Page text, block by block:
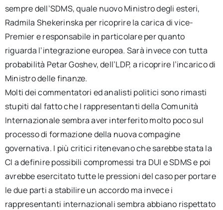
sempre dell’SDMS, quale nuovo Ministro degli esteri,
Radmila Shekerinska per ricoprire la carica di vice-
Premier e responsabile in particolare per quanto
riguarda l’integrazione europea. Sarà invece con tutta
probabilità Petar Goshev, dell’LDP, a ricoprire l’incarico di
Ministro delle finanze.
Molti dei commentatori ed analisti politici sono rimasti
stupiti dal fatto che I rappresentanti della Comunità
Internazionale sembra aver interferito molto poco sul
processo di formazione della nuova compagine
governativa. I più critici ritenevano che sarebbe stata la
CI a definire possibili compromessi tra DUI e SDMS e poi
avrebbe esercitato tutte le pressioni del caso per portare
le due parti a stabilire un accordo ma invece i
rappresentanti internazionali sembra abbiano rispettato